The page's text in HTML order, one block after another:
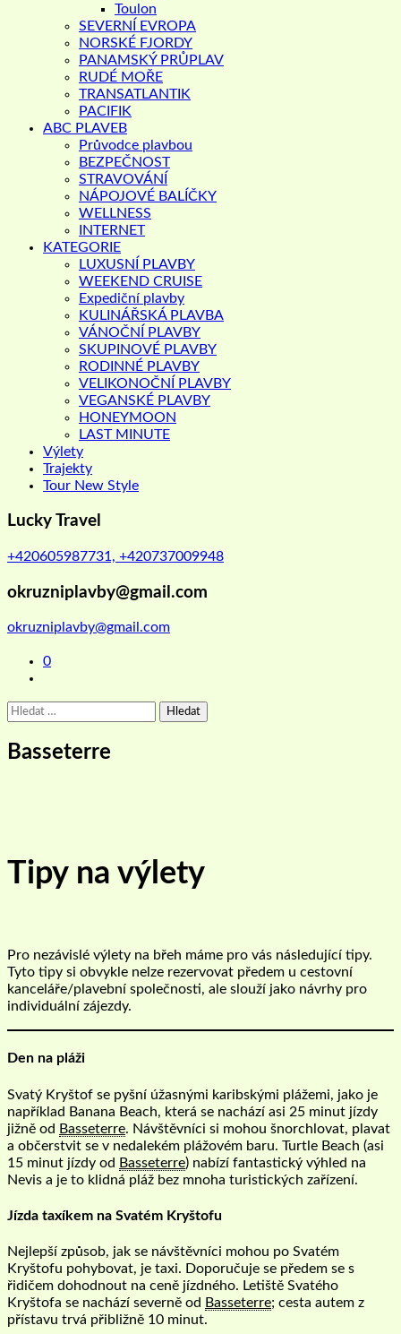
Toulon
SEVERNÍ EVROPA
NORSKÉ FJORDY
PANAMSKÝ PRŮPLAV
RUDÉ MOŘE
TRANSATLANTIK
PACIFIK
ABC PLAVEB
Průvodce plavbou
BEZPEČNOST
STRAVOVÁNÍ
NÁPOJOVÉ BALÍČKY
WELLNESS
INTERNET
KATEGORIE
LUXUSNÍ PLAVBY
WEEKEND CRUISE
Expediční plavby
KULINÁŘSKÁ PLAVBA
VÁNOČNÍ PLAVBY
SKUPINOVÉ PLAVBY
RODINNÉ PLAVBY
VELIKONOČNÍ PLAVBY
VEGANSKÉ PLAVBY
HONEYMOON
LAST MINUTE
Výlety
Trajekty
Tour New Style
Lucky Travel
+420605987731, +420737009948
okruzniplavby@gmail.com
okruzniplavby@gmail.com
0
Vyhledávání
Basseterre
Tipy na výlety
Pro nezávislé výlety na břeh máme pro vás následující tipy.
Tyto tipy si obvykle nelze rezervovat předem u cestovní
kanceláře/plavební společnosti, ale slouží jako návrhy pro
individuální zájezdy.
Den na pláži
Svatý Kryštof se pyšní úžasnými karibskými plážemi, jako je
například Banana Beach, která se nachází asi 25 minut jízdy
jižně od Basseterre. Návštěvníci si mohou šnorchlovat, plavat
a občerstvit se v nedalekém plážovém baru. Turtle Beach (asi
15 minut jízdy od Basseterre) nabízí fantastický výhled na
Nevis a je to klidná pláž bez mnoha turistických zařízení.
Jízda taxíkem na Svatém Kryštofu
Nejlepší způsob, jak se návštěvníci mohou po Svatém
Kryštofu pohybovat, je taxi. Doporučuje se předem se s
řidičem dohodnout na ceně jízdného. Letiště Svatého
Kryštofa se nachází severně od Basseterre; cesta autem z
přístavu trvá přibližně 10 minut.